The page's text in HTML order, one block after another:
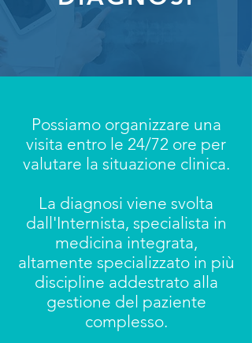
Possiamo organizzare una
visita entro le 24/72 ore per
valutare la situazione clinica.
La diagnosi viene svolta
dall'Internista, specialista in
medicina integrata,
altamente specializzato in più
discipline addestrato alla
gestione del paziente
complesso.